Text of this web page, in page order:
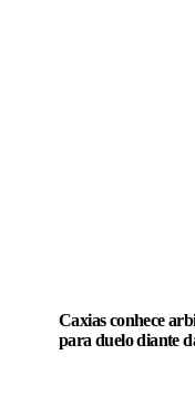
Caxias conhece
para duelo diante